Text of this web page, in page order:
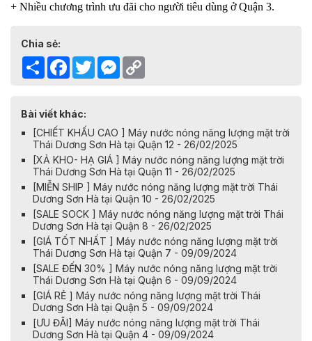
+ Nhiều chương trình ưu đãi cho người tiêu dùng ở Quận 3.
Chia sẻ:
Share Facebook
TwitterMessenger
Bài viết khác:
[CHIẾT KHẤU CAO ] Máy nước nóng năng lượng mặt trời
Thái Dương Sơn Hà tại Quận 12 - 26/02/2025
[XẢ KHO- HẠ GIÁ ] Máy nước nóng năng lượng mặt trời
Thái Dương Sơn Hà tại Quận 11 - 26/02/2025
[MIỄN SHIP ] Máy nước nóng năng lượng mặt trời Thái
Dương Sơn Hà tại Quận 10 - 26/02/2025
[SALE SOCK ] Máy nước nóng năng lượng mặt trời Thái
Dương Sơn Hà tại Quận 8 - 26/02/2025
[GIÁ TỐT NHẤT ] Máy nước nóng năng lượng mặt trời
Thái Dương Sơn Hà tại Quận 7 - 09/09/2024
[SALE ĐẾN 30% ] Máy nước nóng năng lượng mặt trời
Thái Dương Sơn Hà tại Quận 6 - 09/09/2024
[GIÁ RẺ ] Máy nước nóng năng lượng mặt trời Thái
Dương Sơn Hà tại Quận 5 - 09/09/2024
[ƯU ĐÃI] Máy nước nóng năng lượng mặt trời Thái
Dương Sơn Hà tại Quận 4 - 09/09/2024